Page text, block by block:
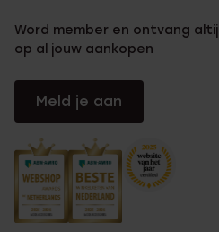
Word member en ontvang
op al jouw aankopen
Meld je aan